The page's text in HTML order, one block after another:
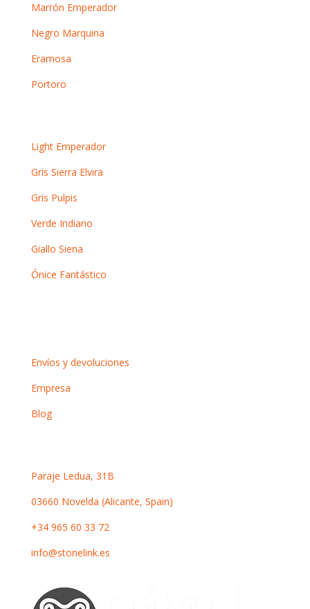
Marrón Emperador
Negro Marquina
Eramosa
Portoro
Light Emperador
Gris Sierra Elvira
Gris Pulpis
Verde Indiano
Giallo Siena
Ónice Fantástico
Envíos y devoluciones
Empresa
Blog
Paraje Ledua, 31B
03660 Novelda (Alicante, Spain)
+34 965 60 33 72
info@stonelink.es